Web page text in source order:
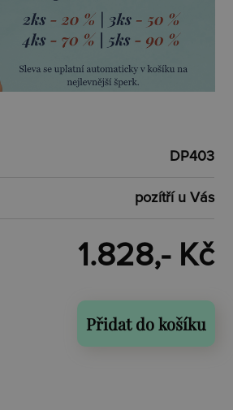
DP403
pozítří u Vás
1.828,- Kč
Přidat do košíku